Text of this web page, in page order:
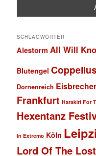
SCHLAGWÖRTER
Alestorm All Will
Blutengel Coppelius
Dornenreich Eisbrecher
Frankfurt Harakiri For
Hexentanz
In Extremo Köln
Lord Of The Lost